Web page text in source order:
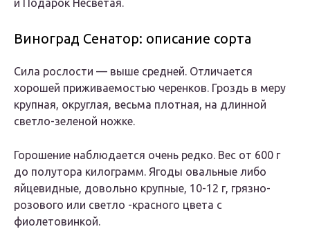
и Подарок Несветая.
Виноград Сенатор: описание сорта
Сила рослости — выше средней. Отличается
хорошей приживаемостью черенков. Гроздь в меру
крупная, округлая, весьма плотная, на длинной
светло-зеленой ножке.
Горошение наблюдается очень редко. Вес от 600 г
до полутора килограмм. Ягоды овальные либо
яйцевидные, довольно крупные, 10-12 г, грязно-
розового или светло -красного цвета с
фиолетовинкой.